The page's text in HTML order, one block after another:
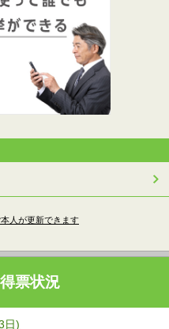
人が更新できます
票状況
日)